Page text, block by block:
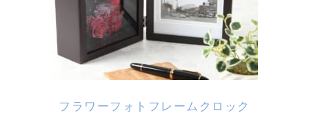
フラワーフォトフレームクロック